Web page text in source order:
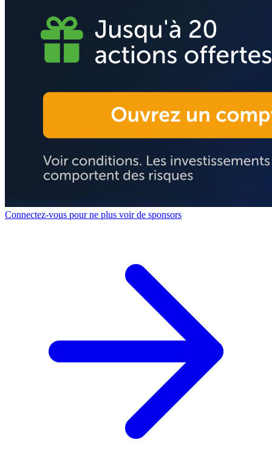
Connectez-vous pour ne plus voir de sponsors